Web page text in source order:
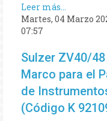
Leer más...
Martes, 04 Marzo
07:57
Sulzer ZV40/48
Marco para el
de
(Código K